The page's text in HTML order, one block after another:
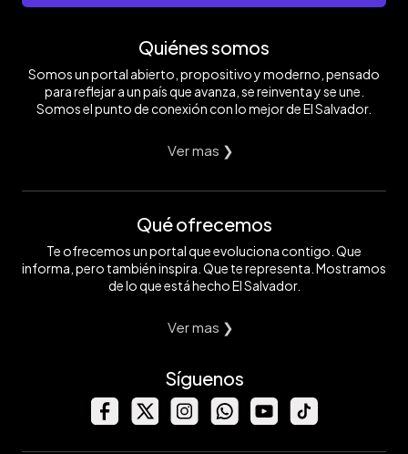
Quiénes somos
Somos un portal abierto, propositivo y moderno, pensado
para reflejar a un país que avanza, se reinventa y se une.
Somos el punto de conexión con lo mejor de El Salvador.
Ver mas ❯
Qué ofrecemos
Te ofrecemos un portal que evoluciona contigo. Que
informa, pero también inspira. Que te representa. Mostramos
de lo que está hecho El Salvador.
Ver mas ❯
Síguenos